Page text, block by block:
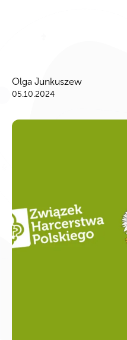
Olga Junkuszew
05.10.2024